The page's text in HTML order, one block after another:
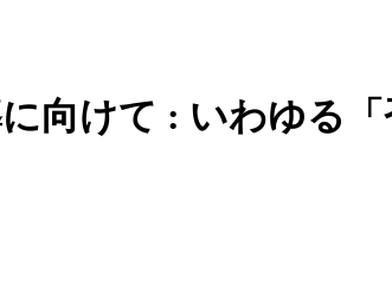
向けて : いわゆる